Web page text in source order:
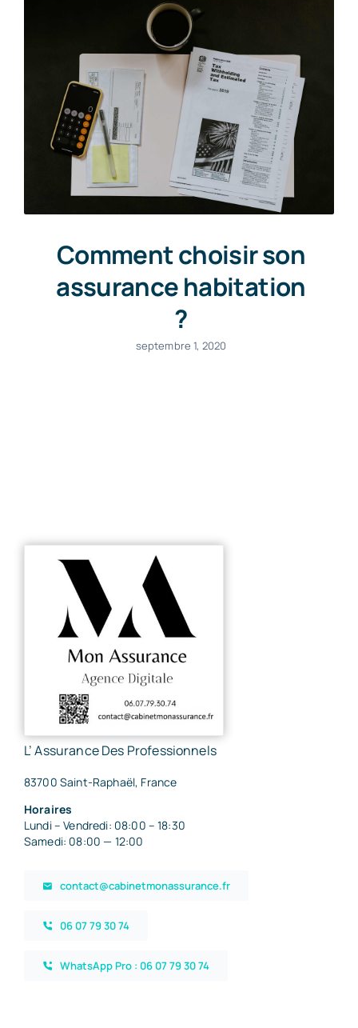
Comment choisir son
assurance habitation
?
septembre 1, 2020
L’ Assurance Des Professionnels
83700 Saint-Raphaël, France
Horaires
Lundi – Vendredi: 08:00 – 18:30
Samedi: 08:00 — 12:00
contact@cabinetmonassurance.fr
06 07 79 30 74
WhatsApp Pro : 06 07 79 30 74